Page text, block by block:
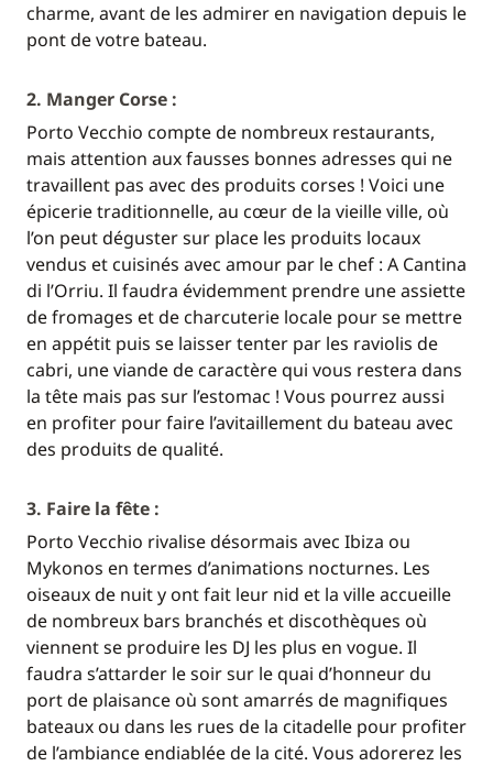
charme, avant de les admirer en navigation depuis le
pont de votre bateau.
2. Manger Corse :
Porto Vecchio compte de nombreux restaurants,
mais attention aux fausses bonnes adresses qui ne
travaillent pas avec des produits corses ! Voici une
épicerie traditionnelle, au cœur de la vieille ville, où
l’on peut déguster sur place les produits locaux
vendus et cuisinés avec amour par le chef : A Cantina
di l’Orriu. Il faudra évidemment prendre une assiette
de fromages et de charcuterie locale pour se mettre
en appétit puis se laisser tenter par les raviolis de
cabri, une viande de caractère qui vous restera dans
la tête mais pas sur l’estomac ! Vous pourrez aussi
en profiter pour faire l’avitaillement du bateau avec
des produits de qualité.
3. Faire la fête :
Porto Vecchio rivalise désormais avec Ibiza ou
Mykonos en termes d’animations nocturnes. Les
oiseaux de nuit y ont fait leur nid et la ville accueille
de nombreux bars branchés et discothèques où
viennent se produire les DJ les plus en vogue. Il
faudra s’attarder le soir sur le quai d’honneur du
port de plaisance où sont amarrés de magnifiques
bateaux ou dans les rues de la citadelle pour profiter
de l’ambiance endiablée de la cité. Vous adorerez les